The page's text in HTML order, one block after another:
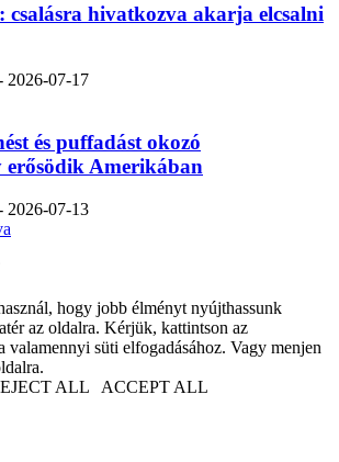
hivatkozva akarja elcsalni
2026-07-17
és puffadást okozó
Amerikában
2026-07-13
hogy jobb élményt nyújthassunk
az oldalra. Kérjük, kattintson az
süti elfogadásához. Vagy menjen
ALL ACCEPT ALL